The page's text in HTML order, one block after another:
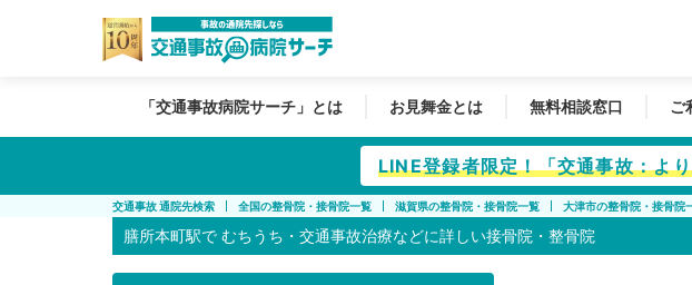
「交通事故病院サーチ」とは お見舞金とは 無料相談窓口 ご
LINE登録者限定！「交通事故：よ
交通事故 通院先検索 全国の整骨院・接骨院一覧 滋賀県の整骨院・接骨院一覧 大津市の整骨院・接骨院
膳所本町駅で むちうち・交通事故治療などに詳しい接骨院・整骨院